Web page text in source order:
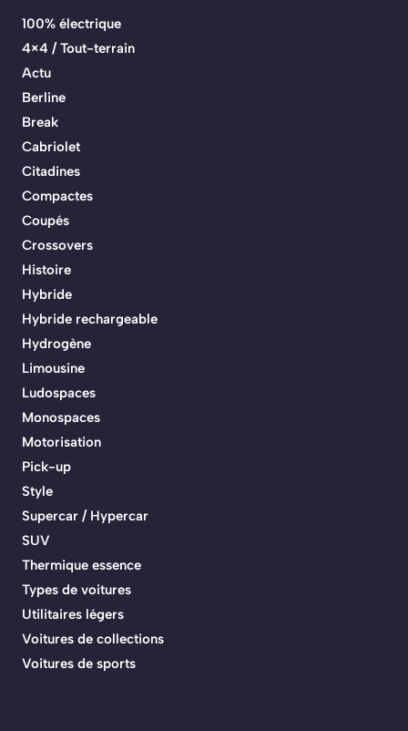
100% électrique
4×4 / Tout-terrain
Actu
Berline
Break
Cabriolet
Citadines
Compactes
Coupés
Crossovers
Histoire
Hybride
Hybride rechargeable
Hydrogène
Limousine
Ludospaces
Monospaces
Motorisation
Pick-up
Style
Supercar / Hypercar
SUV
Thermique essence
Types de voitures
Utilitaires légers
Voitures de collections
Voitures de sports